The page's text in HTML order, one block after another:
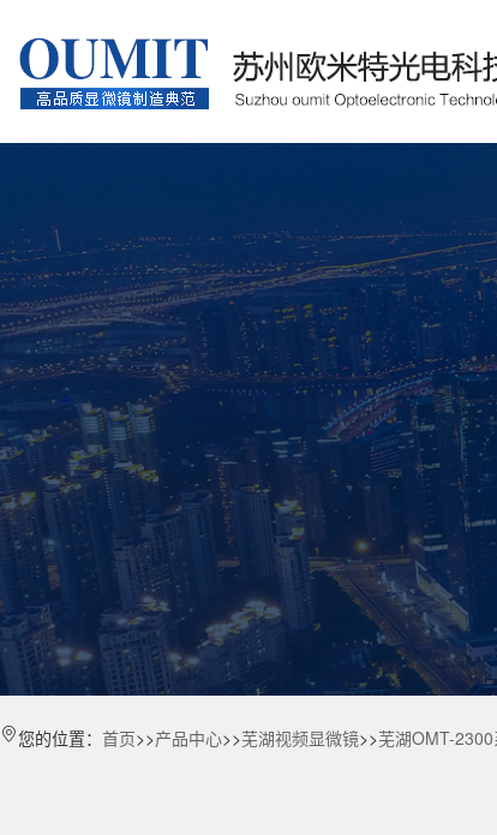
您的位置： 首页>>产品中心>>芜湖视频显微镜>>芜湖OMT-